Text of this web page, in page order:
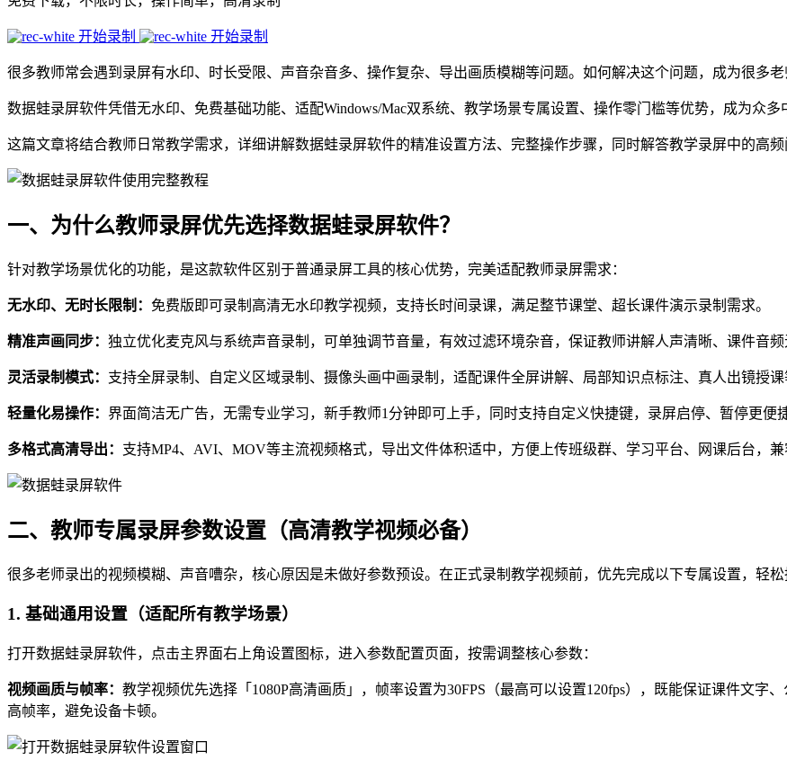
开始录制 开始录制
很多教师常会遇到录屏有水印、时长受限、声音杂音多、操作复杂、导出画质模糊等问题。如何解决这个问题，成为很多老
数据蛙录屏软件凭借无水印、免费基础功能、适配Windows/Mac双系统、教学场景专属设置、操作零门槛等优势，成为众多
这篇文章将结合教师日常教学需求，详细讲解数据蛙录屏软件的精准设置方法、完整操作步骤，同时解答教学录屏中的高
一、为什么教师录屏优先选择数据蛙录屏软件？
针对教学场景优化的功能，是这款软件区别于普通录屏工具的核心优势，完美适配教师录屏需求：
无水印、无时长限制： 免费版即可录制高清无水印教学视频，支持长时间录课，满足整节课堂、超长课件演示录制需求。
精准声画同步： 独立优化麦克风与系统声音录制，可单独调节音量，有效过滤环境杂音，保证教师讲解人声清晰、课件音频
灵活录制模式： 支持全屏录制、自定义区域录制、摄像头画中画录制，适配课件全屏讲解、局部知识点标注、真人出镜授课
轻量化易操作： 界面简洁无广告，无需专业学习，新手教师1分钟即可上手，同时支持自定义快捷键，录屏启停、暂停更便捷
多格式高清导出： 支持MP4、AVI、MOV等主流视频格式，导出文件体积适中，方便上传班级群、学习平台、网课后台，兼
二、教师专属录屏参数设置（高清教学视频必备）
很多老师录出的视频模糊、声音嘈杂，核心原因是未做好参数预设。在正式录制教学视频前，优先完成以下专属设置，轻
1. 基础通用设置（适配所有教学场景）
打开数据蛙录屏软件，点击主界面右上角设置图标，进入参数配置页面，按需调整核心参数：
视频画质与帧率： 教学视频优先选择「1080P高清画质」，帧率设置为30FPS（最高可以设置120fps），既能保证课件文字
高帧率，避免设备卡顿。